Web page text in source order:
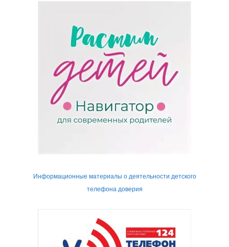
Информационные материалы о деятельности детского
телефона доверия